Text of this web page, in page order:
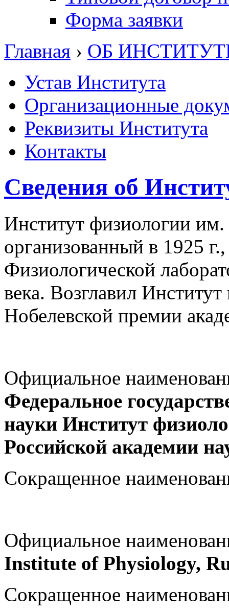
Форма заявки
Главная › ОБ
Устав Института
Организационные
Реквизиты Института
Контакты
Сведения об
Институт физиологии
организованный в 1925
Физиологической
века. Возглавил
Нобелевской премии
Официальное
Федеральное
науки Институт
Российской академии
Сокращенное
Официальное
Institute of Physiology,
Сокращенное